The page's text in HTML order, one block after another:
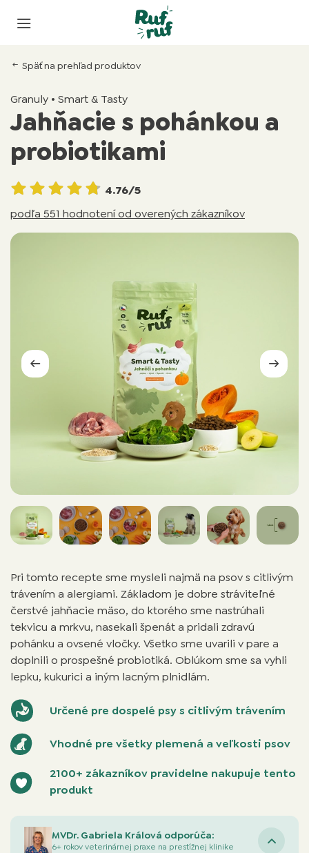
Späť na prehľad produktov
Granuly • Smart & Tasty
Jahňacie s pohánkou a
probiotikami
4.76/5
podľa 551 hodnotení od overených zákazníkov
Pri tomto recepte sme mysleli najmä na psov s citlivým
trávením a alergiami. Základom je dobre stráviteľné
čerstvé jahňacie mäso, do ktorého sme nastrúhali
tekvicu a mrkvu, nasekali špenát a pridali zdravú
pohánku a ovsené vločky. Všetko sme uvarili v pare a
doplnili o prospešné probiotiká. Oblúkom sme sa vyhli
lepku, kukurici a iným lacným plnidlám.
Určené pre dospelé psy s citlivým trávením
Vhodné pre všetky plemená a veľkosti psov
2100+ zákazníkov pravidelne nakupuje tento
produkt
MVDr. Gabriela Králová odporúča:
6+ rokov veterinárnej praxe na prestížnej klinike